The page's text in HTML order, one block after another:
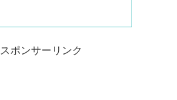
スポンサーリンク